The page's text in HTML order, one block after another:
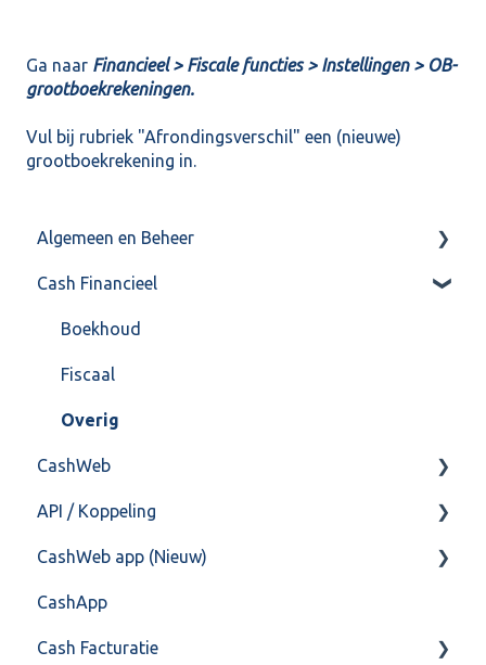
Ga naar Financieel > Fiscale functies > Instellingen > OB-
grootboekrekeningen.
Vul bij rubriek "Afrondingsverschil" een (nieuwe)
grootboekrekening in.
Algemeen en Beheer
Bank(koppeling)
Import/Export
Postbus
Training & Consultancy
Overig
Cash Financieel
Boekhoud
Fiscaal
Overig
CashWeb
CashHero Layout
Mailen vanuit CASHWeb
Algemeen gebruik
API / Koppeling
Algemeen
Api 3.0 (SOAP API)
API 4.0 (REST API)
CashWeb app (Nieuw)
Veel gestelde vragen
CashApp
Cash Facturatie